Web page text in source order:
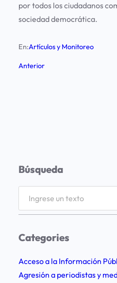
por todos los ciudadanos
sociedad democrática.
En:Artículos y Monitoreo
Anterior
Búsqueda
r
h
Categories
Acceso a la Información
Agresión a periodistas y